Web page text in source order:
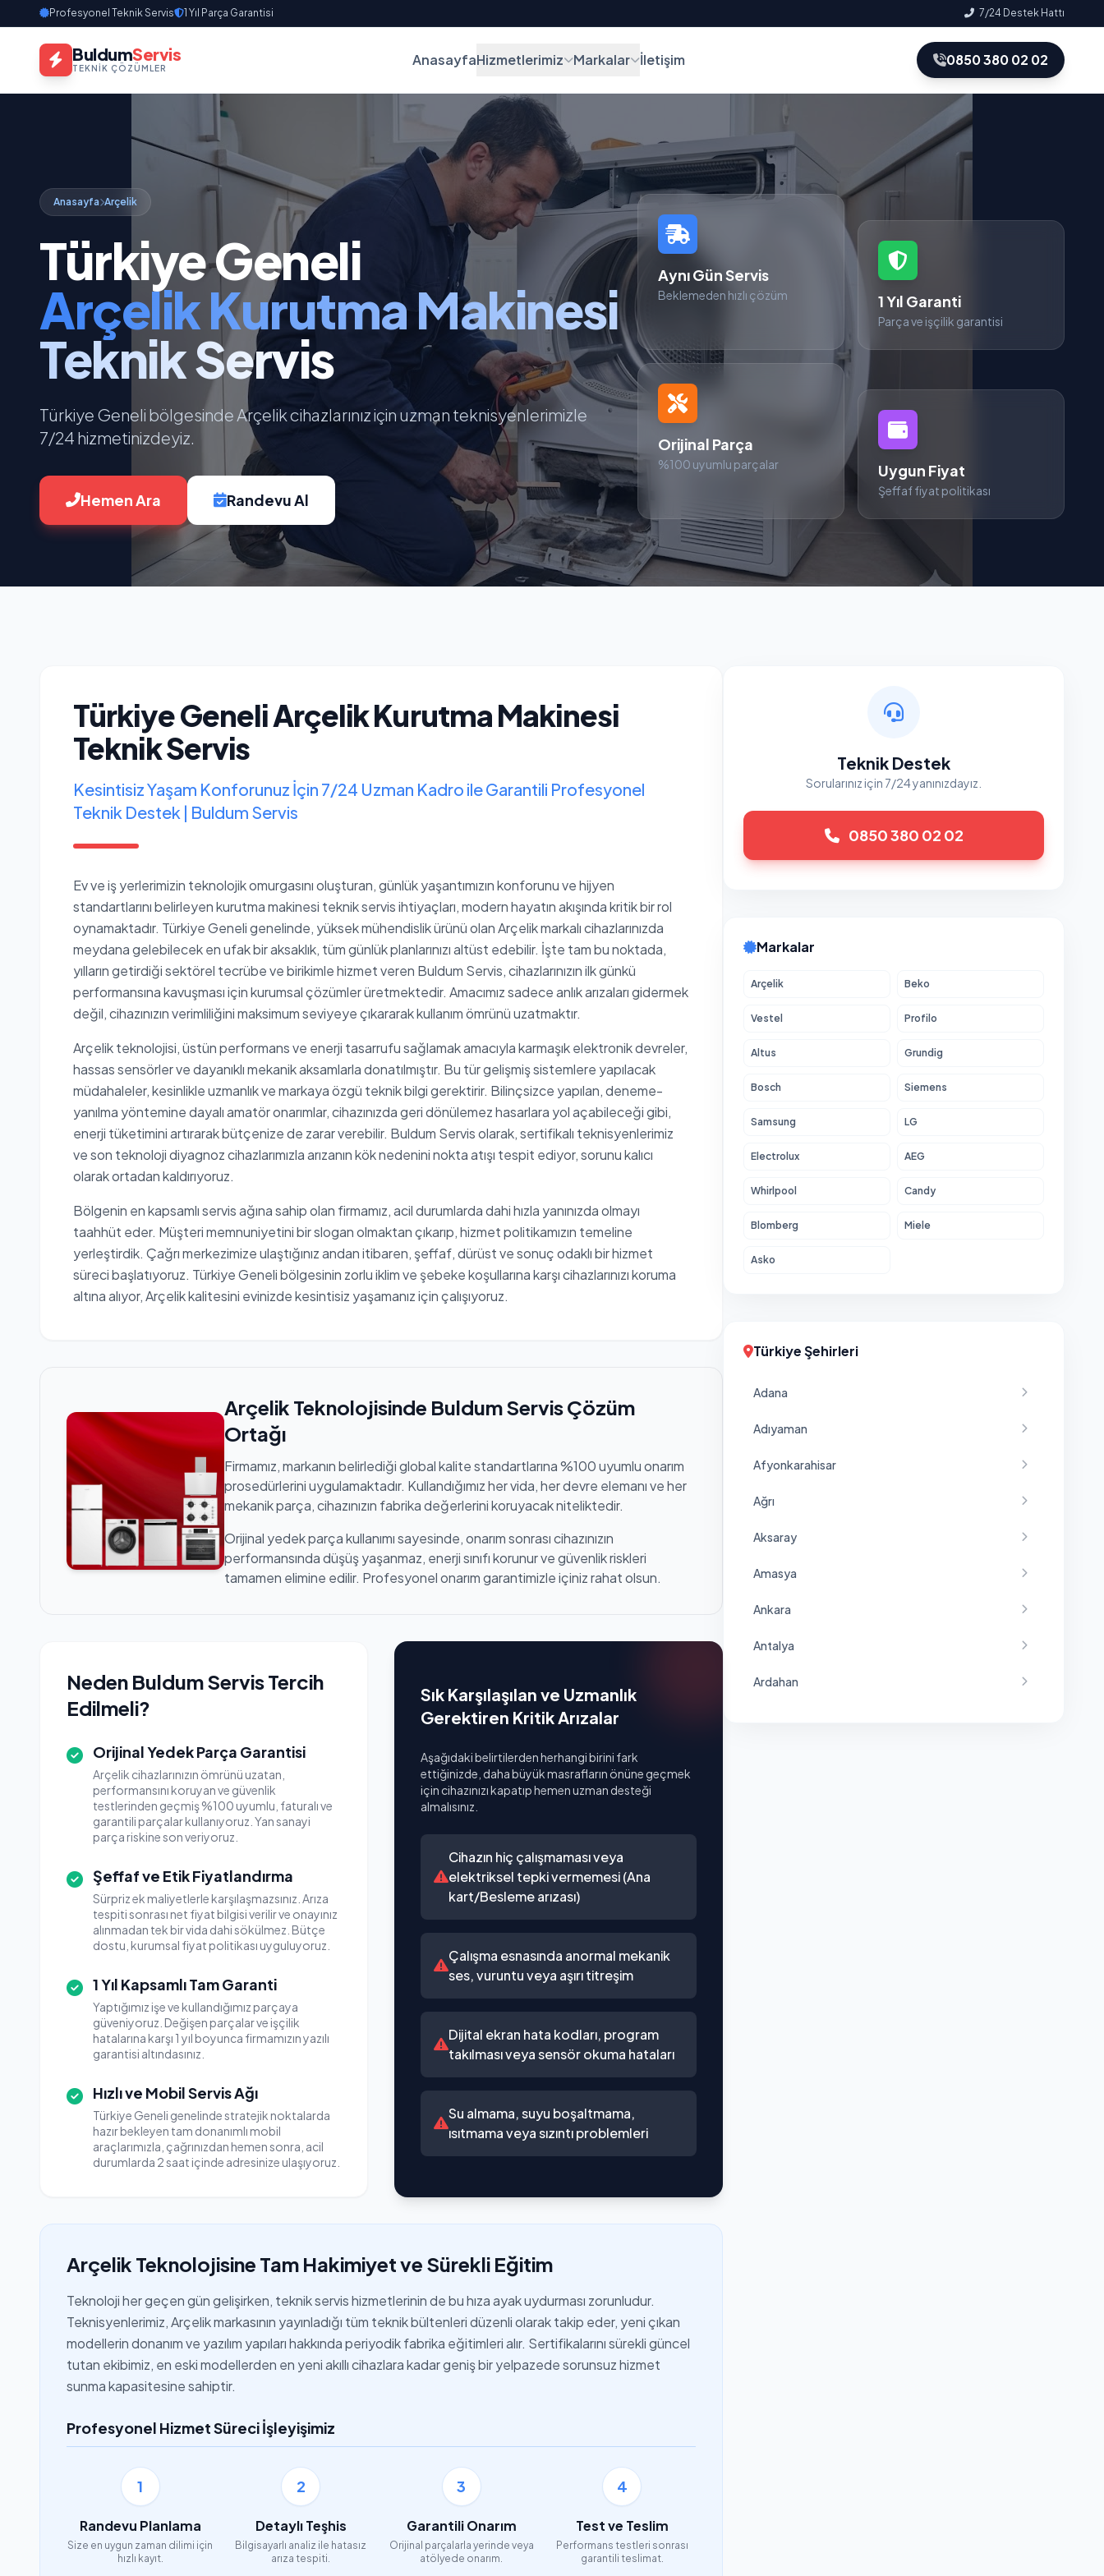
Profesyonel Teknik Servis 1 Yıl Parça Garantisi 7/24 Destek Hattı
BuldumServis
TEKNIK ÇÖZÜMLER AnasayfaHizmetlerimiz Markalar İletişim 0850 380 02 02
Anasayfa Arçelik
Türkiye Geneli
Arçelik Kurutma Makinesi
Teknik Servis
Türkiye Geneli bölgesinde Arçelik cihazlarınız için uzman teknisyenlerimizle
7/24 hizmetinizdeyiz.
Hemen Ara Randevu Al
Aynı Gün Servis
Beklemeden hızlı çözüm 1 Yıl Garanti
Parça ve işçilik garantisi
Orijinal Parça
%100 uyumlu parçalar Uygun Fiyat
Şeffaf fiyat politikası
Türkiye Geneli Arçelik Kurutma Makinesi
Teknik Servis
Kesintisiz Yaşam Konforunuz İçin 7/24 Uzman Kadro ile Garantili Profesyonel
Teknik Destek | Buldum Servis
Ev ve iş yerlerimizin teknolojik omurgasını oluşturan, günlük yaşantımızın konforunu ve hijyen
standartlarını belirleyen kurutma makinesi teknik servis ihtiyaçları, modern hayatın akışında kritik bir rol
oynamaktadır. Türkiye Geneli genelinde, yüksek mühendislik ürünü olan Arçelik markalı cihazlarınızda
meydana gelebilecek en ufak bir aksaklık, tüm günlük planlarınızı altüst edebilir. İşte tam bu noktada,
yılların getirdiği sektörel tecrübe ve birikimle hizmet veren Buldum Servis, cihazlarınızın ilk günkü
performansına kavuşması için kurumsal çözümler üretmektedir. Amacımız sadece anlık arızaları gidermek
değil, cihazınızın verimliliğini maksimum seviyeye çıkararak kullanım ömrünü uzatmaktır.
Arçelik teknolojisi, üstün performans ve enerji tasarrufu sağlamak amacıyla karmaşık elektronik devreler,
hassas sensörler ve dayanıklı mekanik aksamlarla donatılmıştır. Bu tür gelişmiş sistemlere yapılacak
müdahaleler, kesinlikle uzmanlık ve markaya özgü teknik bilgi gerektirir. Bilinçsizce yapılan, deneme-
yanılma yöntemine dayalı amatör onarımlar, cihazınızda geri dönülemez hasarlara yol açabileceği gibi,
enerji tüketimini artırarak bütçenize de zarar verebilir. Buldum Servis olarak, sertifikalı teknisyenlerimiz
ve son teknoloji diyagnoz cihazlarımızla arızanın kök nedenini nokta atışı tespit ediyor, sorunu kalıcı
olarak ortadan kaldırıyoruz.
Bölgenin en kapsamlı servis ağına sahip olan firmamız, acil durumlarda dahi hızla yanınızda olmayı
taahhüt eder. Müşteri memnuniyetini bir slogan olmaktan çıkarıp, hizmet politikamızın temeline
yerleştirdik. Çağrı merkezimize ulaştığınız andan itibaren, şeffaf, dürüst ve sonuç odaklı bir hizmet
süreci başlatıyoruz. Türkiye Geneli bölgesinin zorlu iklim ve şebeke koşullarına karşı cihazlarınızı koruma
altına alıyor, Arçelik kalitesini evinizde kesintisiz yaşamanız için çalışıyoruz.
Arçelik Teknolojisinde Buldum Servis Çözüm
Ortağı
Firmamız, markanın belirlediği global kalite standartlarına %100 uyumlu onarım
prosedürlerini uygulamaktadır. Kullandığımız her vida, her devre elemanı ve her
mekanik parça, cihazınızın fabrika değerlerini koruyacak niteliktedir.
Orijinal yedek parça kullanımı sayesinde, onarım sonrası cihazınızın
performansında düşüş yaşanmaz, enerji sınıfı korunur ve güvenlik riskleri
tamamen elimine edilir. Profesyonel onarım garantimizle içiniz rahat olsun.
Neden Buldum Servis Tercih
Edilmeli?
Orijinal Yedek Parça Garantisi
Arçelik cihazlarınızın ömrünü uzatan,
performansını koruyan ve güvenlik
testlerinden geçmiş %100 uyumlu, faturalı ve
garantili parçalar kullanıyoruz. Yan sanayi
parça riskine son veriyoruz.
Şeffaf ve Etik Fiyatlandırma
Sürpriz ek maliyetlerle karşılaşmazsınız. Arıza
tespiti sonrası net fiyat bilgisi verilir ve onayınız
alınmadan tek bir vida dahi sökülmez. Bütçe
dostu, kurumsal fiyat politikası uyguluyoruz.
1 Yıl Kapsamlı Tam Garanti
Yaptığımız işe ve kullandığımız parçaya
güveniyoruz. Değişen parçalar ve işçilik
hatalarına karşı 1 yıl boyunca firmamızın yazılı
garantisi altındasınız.
Hızlı ve Mobil Servis Ağı
Türkiye Geneli genelinde stratejik noktalarda
hazır bekleyen tam donanımlı mobil
araçlarımızla, çağrınızdan hemen sonra, acil
durumlarda 2 saat içinde adresinize ulaşıyoruz.
Sık Karşılaşılan ve Uzmanlık
Gerektiren Kritik Arızalar
Aşağıdaki belirtilerden herhangi birini fark
ettiğinizde, daha büyük masrafların önüne geçmek
için cihazınızı kapatıp hemen uzman desteği
almalısınız.
Cihazın hiç çalışmaması veya
elektriksel tepki vermemesi (Ana
kart/Besleme arızası)
Çalışma esnasında anormal mekanik
ses, vuruntu veya aşırı titreşim
Dijital ekran hata kodları, program
takılması veya sensör okuma hataları
Su almama, suyu boşaltmama,
ısıtmama veya sızıntı problemleri
Arçelik Teknolojisine Tam Hakimiyet ve Sürekli Eğitim
Teknoloji her geçen gün gelişirken, teknik servis hizmetlerinin de bu hıza ayak uydurması zorunludur.
Teknisyenlerimiz, Arçelik markasının yayınladığı tüm teknik bültenleri düzenli olarak takip eder, yeni çıkan
modellerin donanım ve yazılım yapıları hakkında periyodik fabrika eğitimleri alır. Sertifikalarını sürekli güncel
tutan ekibimiz, en eski modellerden en yeni akıllı cihazlara kadar geniş bir yelpazede sorunsuz hizmet
sunma kapasitesine sahiptir.
Profesyonel Hizmet Süreci İşleyişimiz
1
Randevu Planlama
Size en uygun zaman dilimi için
hızlı kayıt.
2
Detaylı Teşhis
Bilgisayarlı analiz ile hatasız
arıza tespiti.
3
Garantili Onarım
Orijinal parçalarla yerinde veya
atölyede onarım.
4
Test ve Teslim
Performans testleri sonrası
garantili teslimat.
Teknik Destek
Sorularınız için 7/24 yanınızdayız.
0850 380 02 02
Markalar
Arçelik Beko
Vestel Profilo
Altus Grundig
Bosch Siemens
Samsung LG
Electrolux AEG
Whirlpool Candy
Blomberg Miele
Asko
Türkiye Şehirleri
Adana
Adıyaman
Afyonkarahisar
Ağrı
Aksaray
Amasya
Ankara
Antalya
Ardahan